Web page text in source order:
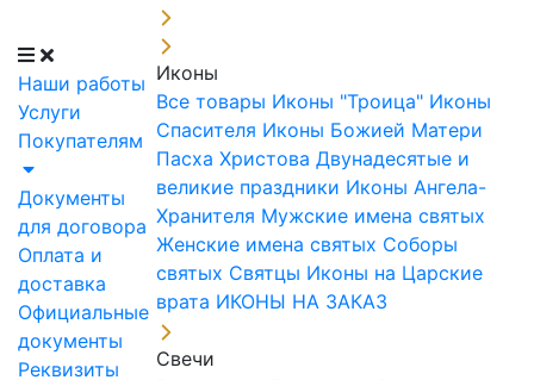
Наши работы
Услуги
Покупателям
Документы
для договора
Оплата и
доставка
Официальные
документы
Реквизиты
Иконы
Все товары Иконы "Троица" Иконы
Спасителя Иконы Божией Матери
Пасха Христова Двунадесятые и
великие праздники Иконы Ангела-
Хранителя Мужские имена святых
Женские имена святых Соборы
святых Святцы Иконы на Царские
врата ИКОНЫ НА ЗАКАЗ
Свечи